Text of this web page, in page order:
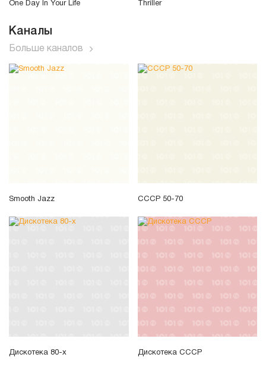
One Day In Your Life Thriller
Каналы
Больше каналов
Smooth Jazz СССР 50-70
Дискотека 80-х Дискотека СССР